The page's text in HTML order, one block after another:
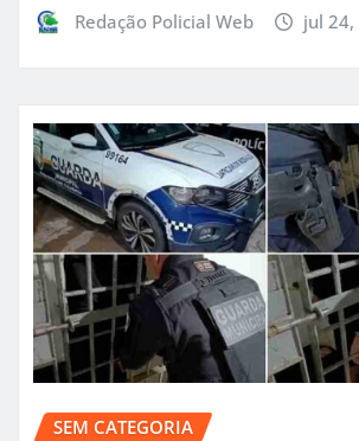
Redação Policial Web jul 24,
SEM CATEGORIA